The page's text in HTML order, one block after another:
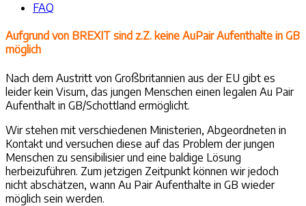
FAQ
Aufgrund von BREXIT sind z.Z. keine AuPair Aufenthalte in GB
möglich
Nach dem Austritt von Großbritannien aus der EU gibt es
leider kein Visum, das jungen Menschen einen legalen Au Pair
Aufenthalt in GB/Schottland ermöglicht.
Wir stehen mit verschiedenen Ministerien, Abgeordneten in
Kontakt und versuchen diese auf das Problem der jungen
Menschen zu sensibilisier und eine baldige Lösung
herbeizuführen. Zum jetzigen Zeitpunkt können wir jedoch
nicht abschätzen, wann Au Pair Aufenthalte in GB wieder
möglich sein werden.